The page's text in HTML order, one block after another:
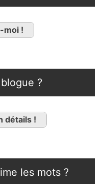
moi !
?
détails !
les mots ?